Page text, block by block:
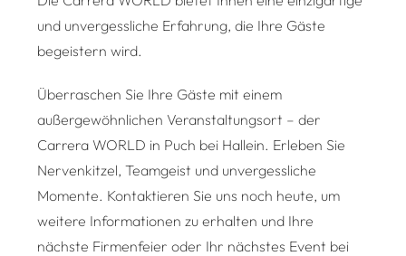
und unvergessliche Erfahrung, die Ihre Gäste
begeistern wird.
Überraschen Sie Ihre Gäste mit einem
außergewöhnlichen Veranstaltungsort – der
Carrera WORLD in Puch bei Hallein. Erleben Sie
Nervenkitzel, Teamgeist und unvergessliche
Momente. Kontaktieren Sie uns noch heute, um
weitere Informationen zu erhalten und Ihre
nächste Firmenfeier oder Ihr nächstes Event bei